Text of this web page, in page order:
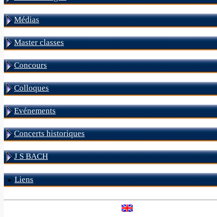
Médias
Master classes
Concours
Colloques
Evénements
Concerts historiques
J S BACH
Liens